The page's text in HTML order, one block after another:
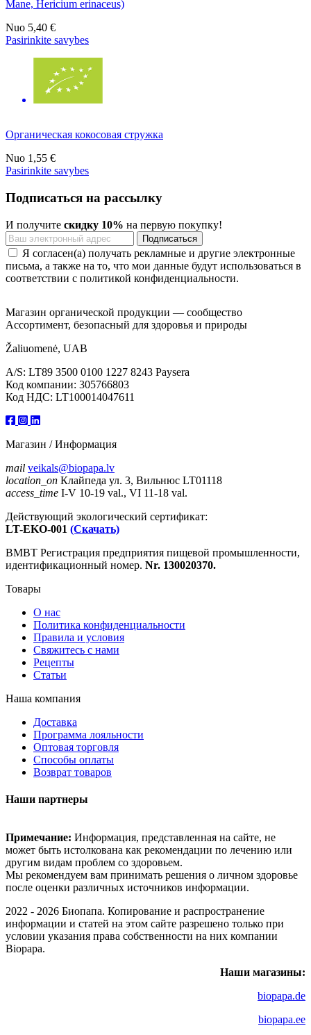
Mane, Hericium erinaceus)
Nuo 5,40 €
Pasirinkite savybes
Органическая кокосовая стружка
Nuo 1,55 €
Pasirinkite savybes
Подписаться на рассылку
И получите скидку 10% на первую покупку!
Я согласен(а) получать рекламные и другие электронные
письма, а также на то, что мои данные будут использоваться в
соответствии с политикой конфиденциальности.
Магазин органической продукции — сообщество
Ассортимент, безопасный для здоровья и природы
Žaliuomenė, UAB
A/S: LT89 3500 0100 1227 8243 Paysera
Код компании: 305766803
Код НДС: LT100014047611
Магазин / Информация
mail veikals@biopapa.lv
location_on Клайпеда ул. 3, Вильнюс LT01118
access_time I-V 10-19 val., VI 11-18 val.
Действующий экологический сертификат:
LT-EKO-001 (Скачать)
ВМВТ Регистрация предприятия пищевой промышленности,
идентификационный номер. Nr. 130020370.
Товары
О нас
Политика конфиденциальности
Правила и условия
Свяжитесь с нами
Рецепты
Статьи
Наша компания
Доставка
Программа лояльности
Оптовая торговля
Способы оплаты
Возврат товаров
Наши партнеры
Примечание: Информация, представленная на сайте, не
может быть истолкована как рекомендации по лечению или
другим видам проблем со здоровьем.
Мы рекомендуем вам принимать решения о личном здоровье
после оценки различных источников информации.
2022 - 2026 Биопапа. Копирование и распространение
информации и статей на этом сайте разрешено только при
условии указания права собственности на них компании
Biopapa.
Наши магазины:
biopapa.de
biopapa.ee